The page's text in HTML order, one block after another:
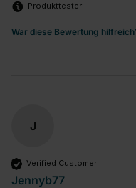
Produkttester
War diese Bewertung
J
Verified Customer
Jennyb77